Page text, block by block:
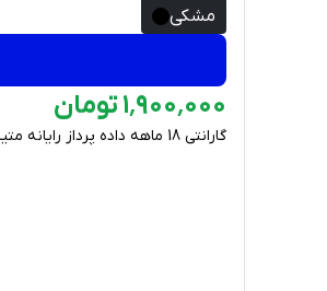
مشکی
۱٬۹۰۰٬۰۰۰ تومان
گارانتی 18 ماهه داده پرداز رایانه متین